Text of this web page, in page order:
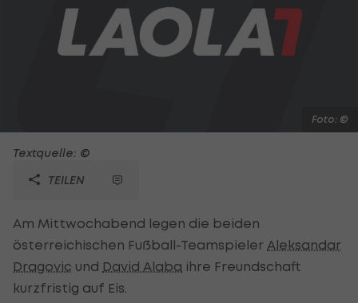
Foto: ©
Textquelle: ©
TEILEN
Am Mittwochabend legen die beiden
österreichischen Fußball-Teamspieler Aleksandar
Dragovic und David Alaba ihre Freundschaft
kurzfristig auf Eis.